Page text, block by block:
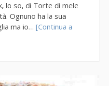
lo so, di Torte di mele
Ognuno ha la sua
ma io… [Continua a